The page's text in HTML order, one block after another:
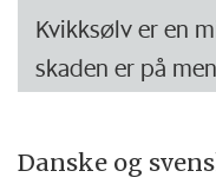
Kvikksølv er en
skaden er på
læringsvansker
Danske og